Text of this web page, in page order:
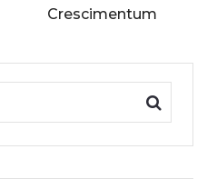
Crescimentum